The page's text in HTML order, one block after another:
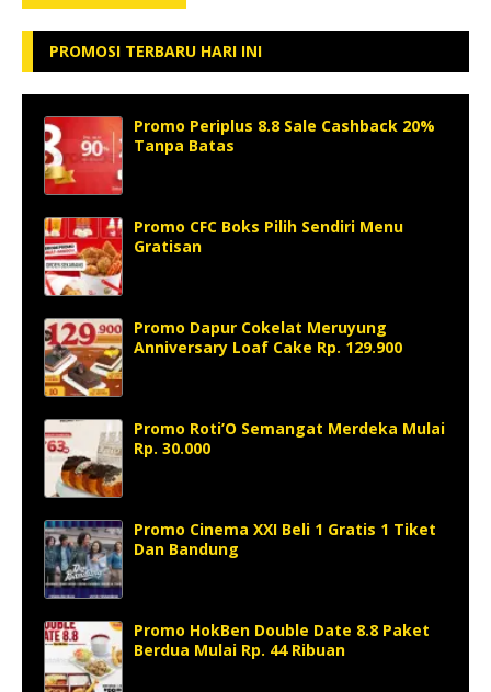
PROMOSI TERBARU HARI INI
Promo Periplus 8.8 Sale Cashback 20%
Tanpa Batas
Promo CFC Boks Pilih Sendiri Menu
Gratisan
Promo Dapur Cokelat Meruyung
Anniversary Loaf Cake Rp. 129.900
Promo Roti’O Semangat Merdeka Mulai
Rp. 30.000
Promo Cinema XXI Beli 1 Gratis 1 Tiket
Dan Bandung
Promo HokBen Double Date 8.8 Paket
Berdua Mulai Rp. 44 Ribuan